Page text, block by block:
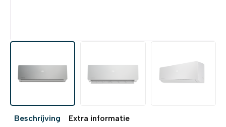
Beschrijving Extra informatie